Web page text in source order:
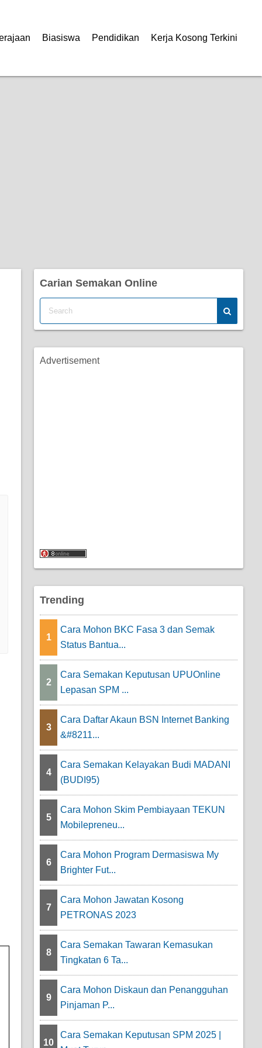
Biasiswa Pendidikan Kerja Kosong Terkini
Carian Semakan Online
Advertisement
Trending
1
Cara Mohon BKC Fasa 3 dan Semak
Status Bantua...
2
Cara Semakan Keputusan UPUOnline
Lepasan SPM ...
3
Cara Daftar Akaun BSN Internet Banking
&#8211...
4
Cara Semakan Kelayakan Budi MADANI
(BUDI95)
5
Cara Mohon Skim Pembiayaan TEKUN
Mobilepreneu...
6
Cara Mohon Program Dermasiswa My
Brighter Fut...
7
Cara Mohon Jawatan Kosong
PETRONAS 2023
8
Cara Semakan Tawaran Kemasukan
Tingkatan 6 Ta...
9
Cara Mohon Diskaun dan Penangguhan
Pinjaman P...
10
Cara Semakan Keputusan SPM 2025 |